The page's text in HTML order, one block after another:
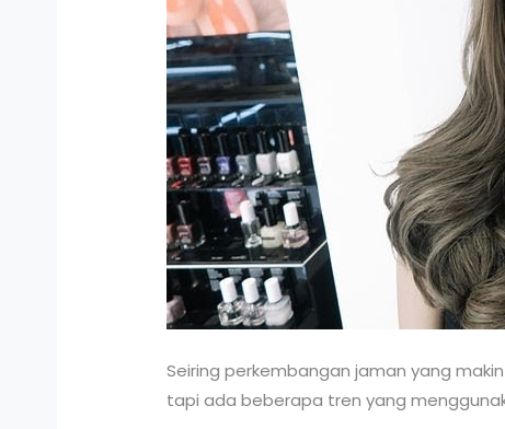
Seiring perkembangan jaman yang
tapi ada beberapa tren yang